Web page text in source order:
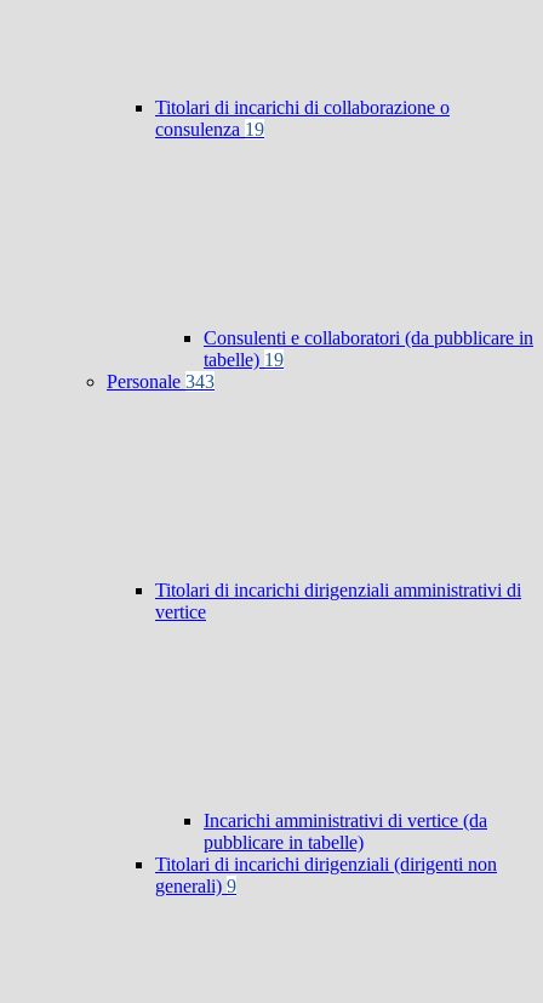
Titolari di incarichi di collaborazione o
consulenza 19
Consulenti e collaboratori (da pubblicare in
tabelle) 19
Personale 343
Titolari di incarichi dirigenziali amministrativi di
vertice
Incarichi amministrativi di vertice (da
pubblicare in tabelle)
Titolari di incarichi dirigenziali (dirigenti non
generali) 9